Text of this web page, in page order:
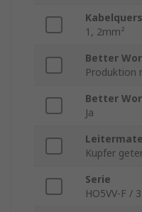
1, 2mm²
Better
Produktion
Better
Ja
Kupfer
Serie
HO5VV-F /